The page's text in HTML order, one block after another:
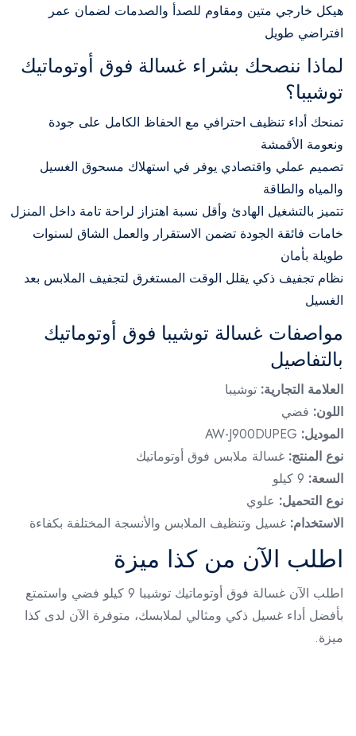
هيكل خارجي متين ومقاوم للصدأ والصدمات لضمان عمر
افتراضي طويل
لماذا ننصحك بشراء غسالة فوق أوتوماتيك
توشيبا؟
تمنحك أداء تنظيف احترافي مع الحفاظ الكامل على جودة
ونعومة الأقمشة
تصميم عملي واقتصادي يوفر في استهلاك مسحوق الغسيل
والمياه والطاقة
تتميز بالتشغيل الهادئ وأقل نسبة اهتزاز لراحة تامة داخل المنزل
خامات فائقة الجودة تضمن الاستقرار والعمل الشاق لسنوات
طويلة بأمان
نظام تجفيف ذكي يقلل الوقت المستغرق لتجفيف الملابس بعد
الغسيل
مواصفات غسالة توشيبا فوق أوتوماتيك
بالتفاصيل
العلامة التجارية: توشيبا
اللون: فضي
الموديل:
نوع المنتج: غسالة ملابس فوق أوتوماتيك
السعة:
نوع التحميل: علوي
الاستخدام: غسيل وتنظيف الملابس والأنسجة المختلفة بكفاءة
اطلب الآن من كذا ميزة
اطلب الآن غسالة فوق أوتوماتيك توشيبا 9 كيلو فضي واستمتع
بأفضل أداء غسيل ذكي ومثالي لملابسك، متوفرة الآن لدى كذا
ميزة.